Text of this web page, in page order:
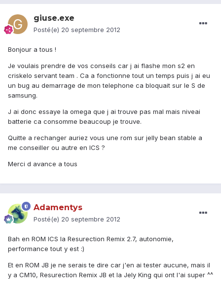
giuse.exe
Posté(e) 20 septembre 2012
Bonjour a tous !
Je voulais prendre de vos conseils car j ai flashe mon s2 en
criskelo servant team . Ca a fonctionne tout un temps puis j ai eu
un bug au demarrage de mon telephone ca bloquait sur le S de
samsung.
J ai donc essaye la omega que j ai trouve pas mal mais niveai
batterie ca consomme beaucoup je trouve.
Quitte a rechanger auriez vous une rom sur jelly bean stable a
me conseiller ou autre en ICS ?
Merci d avance a tous
Adamentys
Posté(e) 20 septembre 2012
Bah en ROM ICS la Resurection Remix 2.7, autonomie,
performance tout y est :)
Et en ROM JB je ne serais te dire car j'en ai tester aucune, mais il
y a CM10, Resurection Remix JB et la Jely King qui ont l'ai super ^^